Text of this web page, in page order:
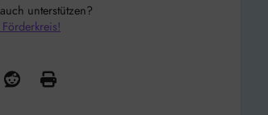
unterstützen?